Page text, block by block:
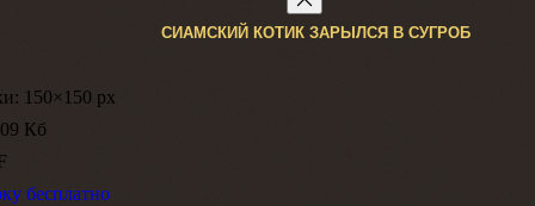
СИАМСКИЙ КОТИК ЗАРЫЛСЯ В СУГРОБ
150×150 px
Кб
бесплатно